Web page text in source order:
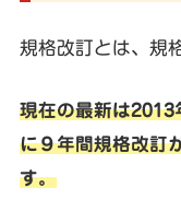
規格改訂とは、規
現在の最新は2013
に９年間規格改訂
す。